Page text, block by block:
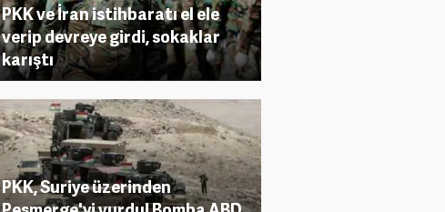
PKK ve İran istihbaratı el ele
verip devreye girdi, sokaklar
karıştı
PKK, Suriye üzerinden